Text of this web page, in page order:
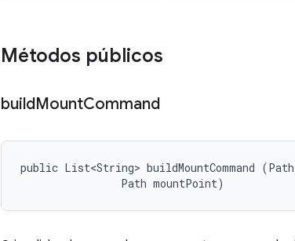
Métodos públicos
buildMountCommand
public List<String> buildMountCommand
                Path mountPoint)